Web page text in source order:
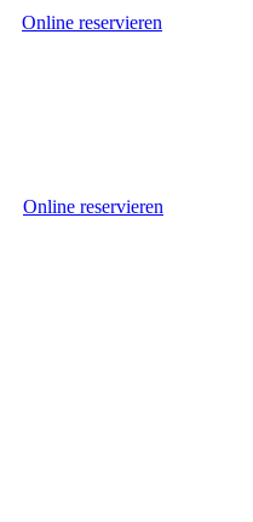
Online reservieren
Online reservieren